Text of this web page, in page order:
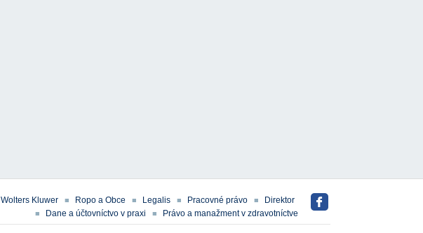
Wolters Kluwer Ropo a Obce Legalis Pracovné právo
Direktor
Dane a účtovníctvo v praxi
Právo a manažment v zdravotníctve